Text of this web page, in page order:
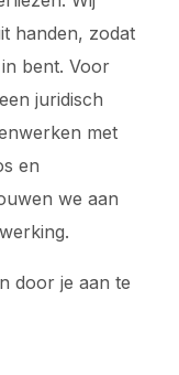
handen, zodat
bent. Voor
juridisch
met
en
we aan
door je aan te